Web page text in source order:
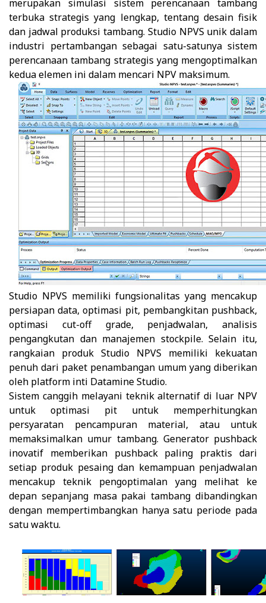
merupakan simulasi sistem perencanaan tambang
terbuka strategis yang lengkap, tentang desain fisik
dan jadwal produksi tambang. Studio NPVS unik dalam
industri pertambangan sebagai satu-satunya sistem
perencanaan tambang strategis yang mengoptimalkan
kedua elemen ini dalam mencari NPV maksimum.
Studio NPVS memiliki fungsionalitas yang mencakup
persiapan data, optimasi pit, pembangkitan pushback,
optimasi cut-off grade, penjadwalan, analisis
pengangkutan dan manajemen stockpile. Selain itu,
rangkaian produk Studio NPVS memiliki kekuatan
penuh dari paket penambangan umum yang diberikan
oleh platform inti Datamine Studio.
Sistem canggih melayani teknik alternatif di luar NPV
untuk optimasi pit untuk memperhitungkan
persyaratan pencampuran material, atau untuk
memaksimalkan umur tambang. Generator pushback
inovatif memberikan pushback paling praktis dari
setiap produk pesaing dan kemampuan penjadwalan
mencakup teknik pengoptimalan yang melihat ke
depan sepanjang masa pakai tambang dibandingkan
dengan mempertimbangkan hanya satu periode pada
satu waktu.